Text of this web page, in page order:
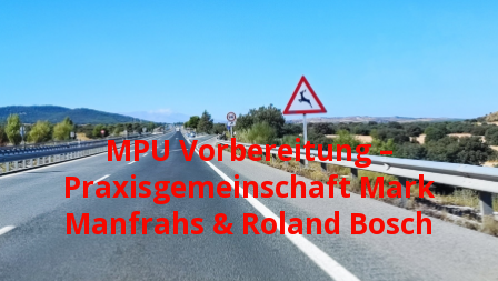
MPU Vorbereitung –
Praxisgemeinschaft Mark
Manfrahs & Roland Bosch